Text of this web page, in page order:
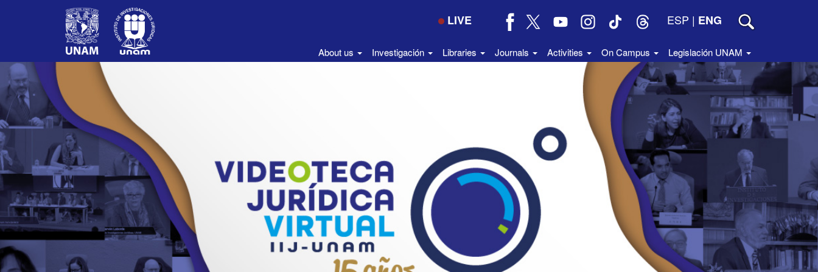
LIVE ESP | ENG
About us Investigación Libraries Journals Activities On Campus Legislación UNAM